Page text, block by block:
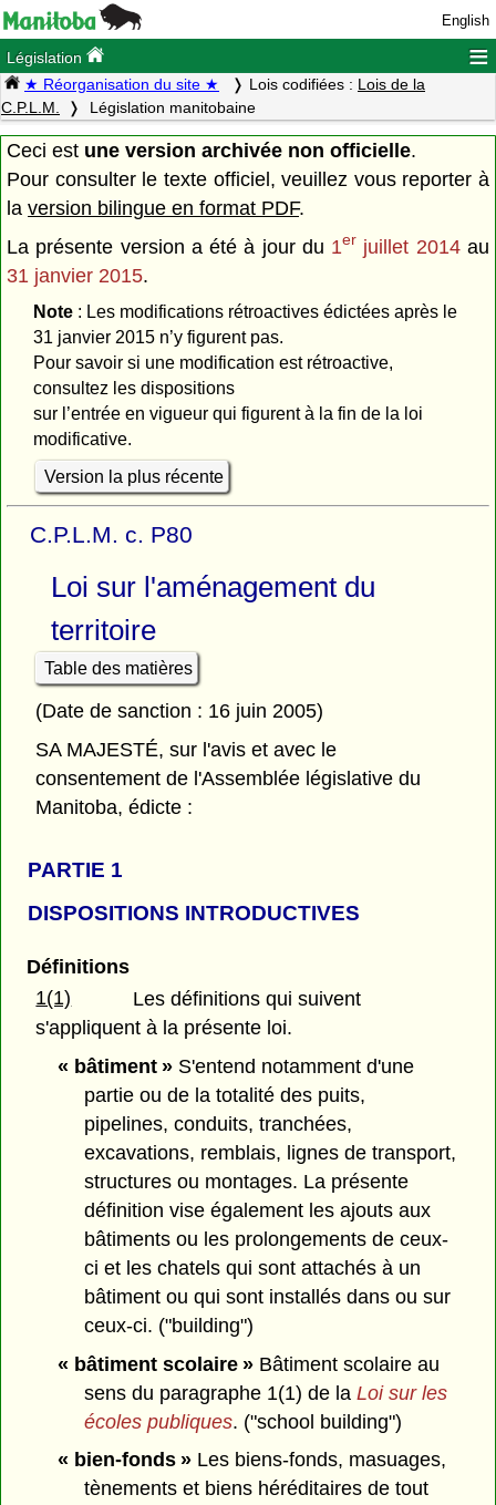
English
Législation ≡
★ Réorganisation du site ★ Lois codifiées : Lois de la
C.P.L.M.
Législation manitobaine
Ceci est une version archivée non officielle.
Pour consulter le texte officiel, veuillez vous reporter à
la version bilingue en format PDF.
La présente version a été à jour du 1er juillet 2014au
31 janvier 2015.
Note: Les modifications rétroactives édictées après le
31 janvier 2015 n’y figurent pas.
Pour savoir si une modification est rétroactive,
consultez les dispositions
sur l’entrée en vigueur qui figurent à la fin de la loi
modificative.
Version la plus récente
C.P.L.M. c. P80
Loi sur l'aménagement du
territoire
Table des matières
(Date de sanction : 16 juin 2005)
SA MAJESTÉ, sur l'avis et avec le
consentement de l'Assemblée législative du
Manitoba, édicte :
PARTIE 1
DISPOSITIONS INTRODUCTIVES
Définitions
1(1)
Les définitions qui suivent
s'appliquent à la présente loi.
« bâtiment » S'entend notamment d'une
partie ou de la totalité des puits,
pipelines, conduits, tranchées,
excavations, remblais, lignes de transport,
structures ou montages. La présente
définition vise également les ajouts aux
bâtiments ou les prolongements de ceux-
ci et les chatels qui sont attachés à un
bâtiment ou qui sont installés dans ou sur
ceux-ci. ("building")
« bâtiment scolaire »Bâtiment scolaire au
sens du paragraphe 1(1) de laLoi sur les
écoles publiques. ("school building")
« bien-fonds »Les biens-fonds, masuages,
tènements et biens héréditaires de tout